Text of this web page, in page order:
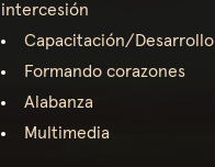
intercesión
Capacitación/Desarrollo
Formando corazones
Alabanza
Multimedia